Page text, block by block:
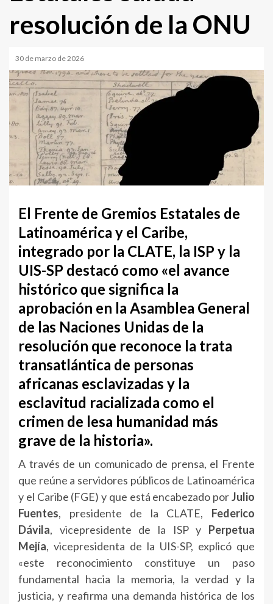
resolución de la ONU
30 de marzo de 2026
El Frente de Gremios Estatales de
Latinoamérica y el Caribe,
integrado por la CLATE, la ISP y la
UIS-SP destacó como «el avance
histórico que significa la
aprobación en la Asamblea General
de las Naciones Unidas de la
resolución que reconoce la trata
transatlántica de personas
africanas esclavizadas y la
esclavitud racializada como el
crimen de lesa humanidad más
grave de la historia».
A través de un comunicado de prensa, el Frente
que reúne a servidores públicos de Latinoamérica
y el Caribe (FGE) y que está encabezado porJulio
Fuentes, presidente de la CLATE, Federico
Dávila, vicepresidente de la ISP y Perpetua
Mejía, vicepresidenta de la UIS-SP, explicó que
«este reconocimiento constituye un paso
fundamental hacia la memoria, la verdad y la
justicia, y reafirma una demanda histórica de los